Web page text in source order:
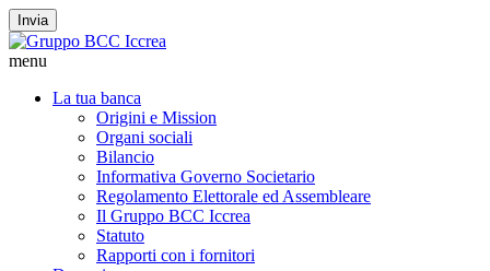
Invia
menu
La tua banca
Origini e Mission
Organi sociali
Bilancio
Informativa Governo Societario
Regolamento Elettorale ed Assembleare
Il Gruppo BCC Iccrea
Statuto
Rapporti con i fornitori